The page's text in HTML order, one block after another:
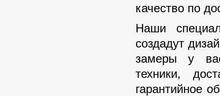
качество по
Наши
создадут
замеры у
техники,
гарантийное